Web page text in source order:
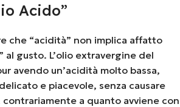
Acido”
che “acidità” non implica affatto
al gusto. L’olio extravergine del
avendo un’acidità molto bassa,
e piacevole, senza causare
a quanto avviene con